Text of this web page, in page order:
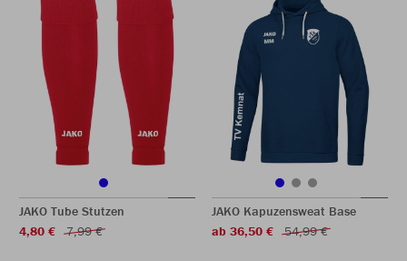
JAKO Tube Stutzen
4,80 €
7,99 €
JAKO Kapuzensweat Base
ab 36,50 €
54,99 €